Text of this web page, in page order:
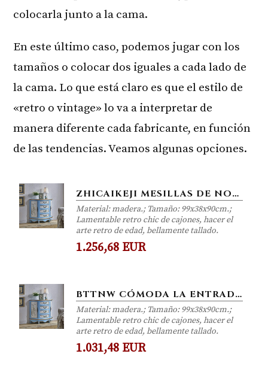
colocarla junto a la cama.
En este último caso, podemos jugar con los
tamaños o colocar dos iguales a cada lado de
la cama. Lo que está claro es que el estilo de
«retro o vintage» lo va a interpretar de
manera diferente cada fabricante, en función
de las tendencias. Veamos algunas opciones.
ZHICAIKEJI MESILLAS DE NOCHE LA ENTRADA MULTI-CAJÓN DEL GABINETE RETRO PINTURA DORMITORIO GABINETE DE DOS PUERTAS...
Material: madera.; Tamaño: 99x38x90cm.;
Lamentable retro chic de cajones, hacer el
arte retro de edad, bellamente tallado.
1.256,68 EUR
BTTNW CÓMODA LA ENTRADA MULTI-CAJÓN DEL GABINETE RETRO PINTURA DORMITORIO GABINETE DE DOS PUERTAS GABINETE DE...
Material: madera.; Tamaño: 99x38x90cm.;
Lamentable retro chic de cajones, hacer el
arte retro de edad, bellamente tallado.
1.031,48 EUR